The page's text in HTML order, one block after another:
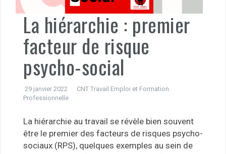
La hiérarchie : premier
facteur de risque
psycho-social
29 janvier 2022
CNT Travail Emploi et Formation
Professionnelle
La hiérarchie au travail se révèle bien souvent
être le premier des facteurs de risques psycho-
sociaux (RPS), quelques exemples au sein de